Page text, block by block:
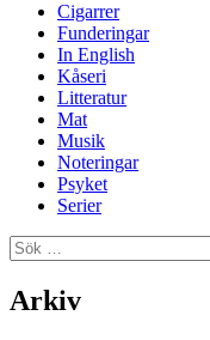
Cigarrer
Funderingar
In English
Kåseri
Litteratur
Mat
Musik
Noteringar
Psyket
Serier
Sök
efter:
Arkiv